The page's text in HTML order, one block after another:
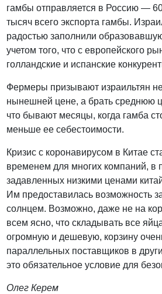
гамбы отправляется в Россию —
тысяч всего экспорта гамбы.
радостью заполнили
учетом того, что с европейского
голландские и испанские
Фермеры призывают израильтян
нынешней цене, а брать среднюю
что бывают месяцы, когда гамба
меньше ее себестоимости.
Кризис с коронавирусом в Китае
временем для многих компаний, в
задавленных низкими ценами
Им предоставилась возможность
солнцем. Возможно, даже не на
всем ясно, что складывать все
огромную и дешевую, корзину
параллельных поставщиков в
это обязательное условие для
Олег Керем